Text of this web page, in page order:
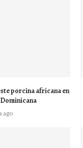
porcina africana en
ago